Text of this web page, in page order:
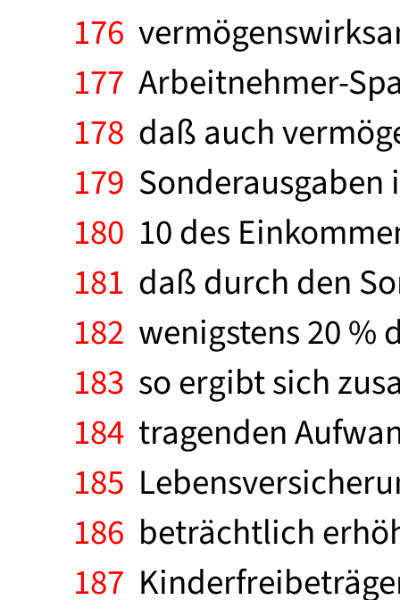
176
177 Arbeitnehmer-
178 daß auch
179
180 10 des
181 daß durch den
182 wenigstens 20 %
183 so ergibt sich
184 tragenden
185
186 beträchtlich
187